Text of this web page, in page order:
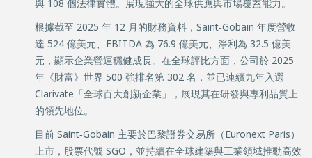
與 108 個法律實體。展現強大的全球供應與市場覆蓋能力。
根據截至 2025 年 12 月的財務資料，Saint‑Gobain 年度營收
達 524 億美元、EBITDA 為 76.9 億美元、淨利為 32.5 億美
元，顯示企業營運穩健成長。在全球評比方面，公司於 2025
年《財富》世界 500 強排名第 302 名，並已連續九年入選
Clarivate「全球百大創新企業」，展現其在研發與專利品質上
的領先地位。
目前 Saint‑Gobain 主要於巴黎證券交易所（Euronext Paris）
上市，股票代號 SGO，並持續在全球建築與工業領域推動高效